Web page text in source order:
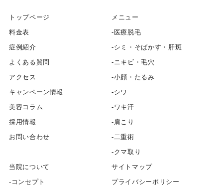
トップページ
料金表
症例紹介
よくある質問
アクセス
キャンペーン情報
美容コラム
採用情報
お問い合わせ
当院について
コンセプト
メニュー
医療脱毛
シミ・そばかす・肝斑
ニキビ・毛穴
小顔・たるみ
シワ
ワキ汗
肩こり
二重術
クマ取り
サイトマップ
プライバシーポリシー